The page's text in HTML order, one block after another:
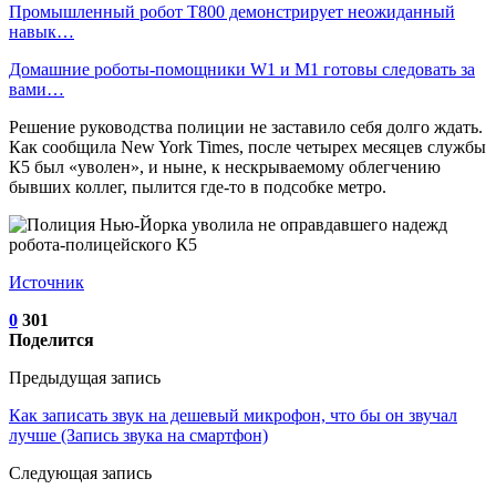
Промышленный робот Т800 демонстрирует неожиданный
навык…
Домашние роботы-помощники W1 и M1 готовы следовать за
вами…
Решение руководства полиции не заставило себя долго ждать.
Как сообщила New York Times, после четырех месяцев службы
К5 был «уволен», и ныне, к нескрываемому облегчению
бывших коллег, пылится где-то в подсобке метро.
Источник
0 301
Поделится
Предыдущая запись
Как записать звук на дешевый микрофон, что бы он звучал
лучше (Запись звука на смартфон)
Следующая запись